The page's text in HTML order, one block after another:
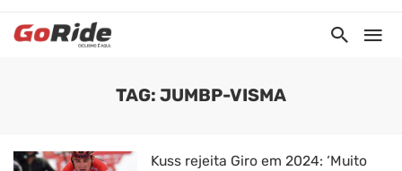
TAG: JUMBP-VISMA
Kuss rejeita Giro em 2024: ‘Muito